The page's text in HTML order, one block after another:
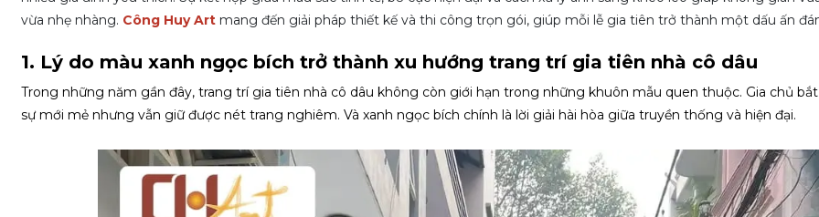
vừa nhẹ nhàng. Công Huy Art mang đến giải pháp thiết kế và thi công trọn gói, giúp mỗi lễ gia tiên trở thành một dấu ấn
1. Lý do màu xanh ngọc bích trở thành xu hướng trang trí gia tiên nhà cô dâu
Trong những năm gần đây, trang trí gia tiên nhà cô dâu không còn giới hạn trong những khuôn mẫu quen thuộc. Gia chủ
sự mới mẻ nhưng vẫn giữ được nét trang nghiêm. Và xanh ngọc bích chính là lời giải hài hòa giữa truyền thống và hiện đại.